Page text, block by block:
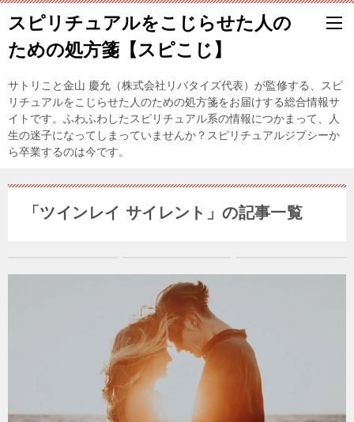
スピリチュアルをこじらせた人の
ための処方箋【スピこじ】
サトリこと金山 慶允（株式会社リバタイズ代表）が監修する、スピ
リチュアルをこじらせた人のための処方箋をお届けする総合情報サ
イトです。ふわふわしたスピリチュアル系の情報につかまって、人
生の迷子になってしまっていませんか？スピリチュアルジプシーか
ら卒業するのは今です。
「ツインレイ サイレント」の記事一覧